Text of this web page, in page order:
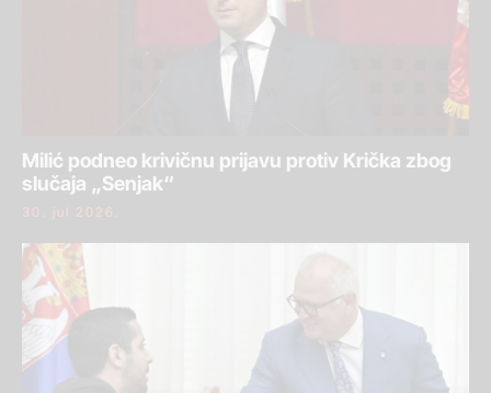
Milić podneo krivičnu prijavu protiv Krička zbog
slučaja „Senjak“
30. jul 2026.